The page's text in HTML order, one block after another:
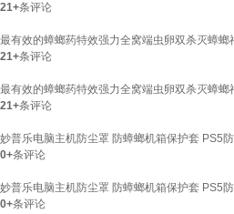
21+条评论
最有效的蟑螂药特效强力全窝端虫卵双杀灭蟑螂
21+条评论
最有效的蟑螂药特效强力全窝端虫卵双杀灭蟑螂
21+条评论
妙普乐电脑主机防尘罩 防蟑螂机箱保护套 PS5
0+条评论
妙普乐电脑主机防尘罩 防蟑螂机箱保护套 PS5
0+条评论